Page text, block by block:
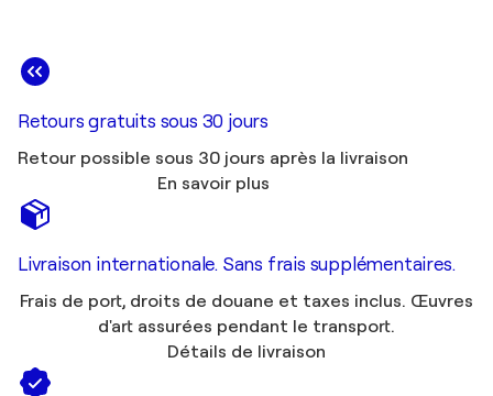
Retours gratuits sous 30 jours
Retour possible sous 30 jours après la livraison
En savoir plus
Livraison internationale. Sans frais supplémentaires.
Frais de port, droits de douane et taxes inclus. Œuvres
d'art assurées pendant le transport.
Détails de livraison